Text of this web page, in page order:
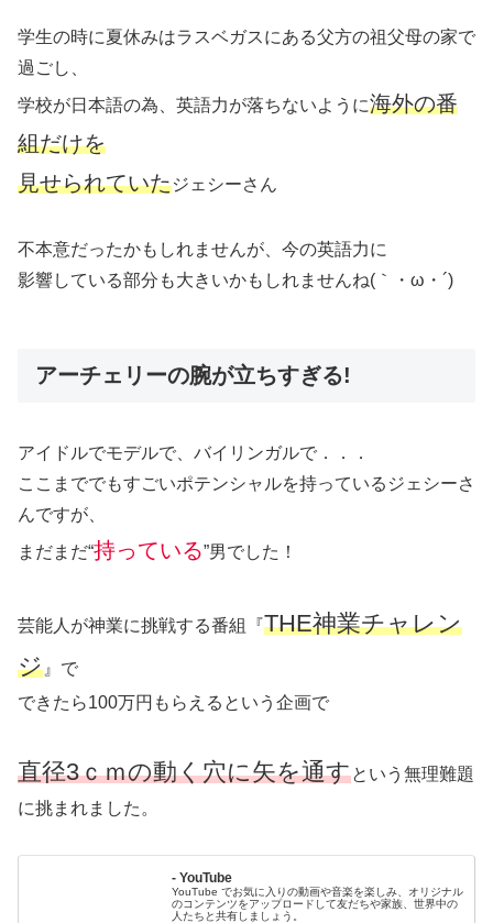
学生の時に夏休みはラスベガスにある父方の祖父母の家で
過ごし、
学校が日本語の為、英語力が落ちないように海外の番
組だけを
見せられていたジェシーさん
不本意だったかもしれませんが、今の英語力に
影響している部分も大きいかもしれませんね(｀・ω・´)
アーチェリーの腕が立ちすぎる!
アイドルでモデルで、バイリンガルで．．．
ここまででもすごいポテンシャルを持っているジェシーさ
んですが、
まだまだ“持っている”男でした！
芸能人が神業に挑戦する番組『THE神業チャレン
ジ 』で
できたら100万円もらえるという企画で
直径3ｃｍの動く穴に矢を通すという無理難題
に挑まれました。
- YouTube
YouTube でお気に入りの動画や音楽を楽しみ、オリジナル
のコンテンツをアップロードして友だちや家族、世界中の
人たちと共有しましょう。